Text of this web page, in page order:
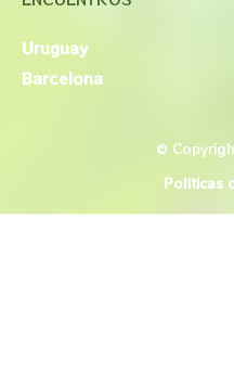
Uruguay
Barcelona
©
Políticas